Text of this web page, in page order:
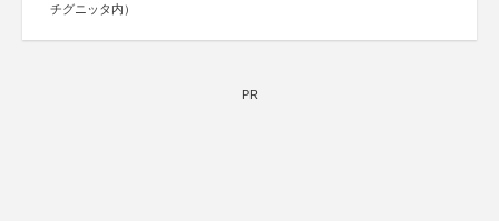
チグニッタ内）
PR